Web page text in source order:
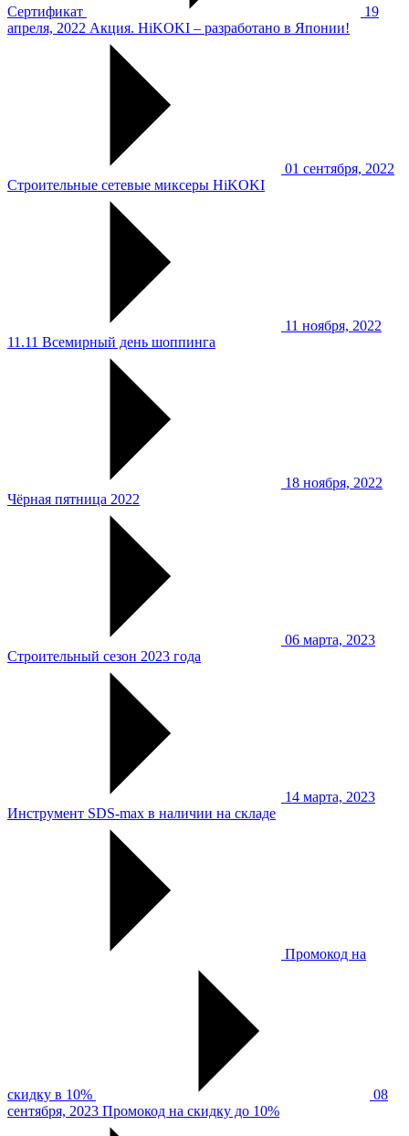
Сертификат
19
апреля, 2022 Акция. HiKOKI – разработано в Японии!
01 сентября, 2022
Строительные сетевые миксеры HiKOKI
11 ноября, 2022
11.11 Всемирный день шоппинга
18 ноября, 2022
Чёрная пятница 2022
06 марта, 2023
Строительный сезон 2023 года
14 марта, 2023
Инструмент SDS-max в наличии на складе
Промокод на
скидку в 10%
08
сентября, 2023 Промокод на скидку до 10%